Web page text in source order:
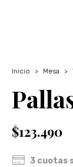
Inicio > Mesa >
$123.490
3 cuotas